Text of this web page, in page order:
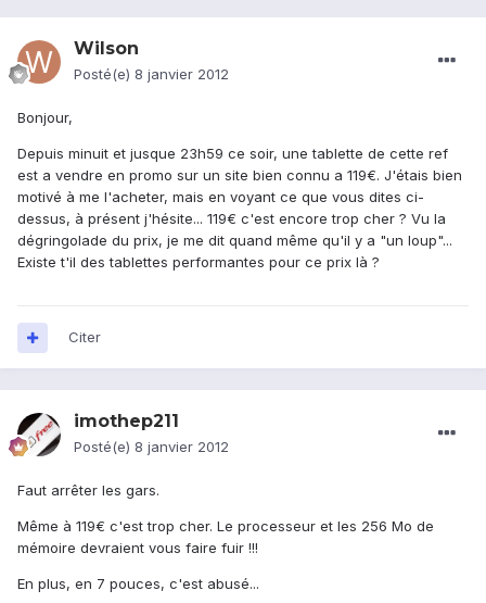
Wilson
Posté(e) 8 janvier 2012
Bonjour,
Depuis minuit et jusque 23h59 ce soir, une tablette de cette ref
est a vendre en promo sur un site bien connu a 119€. J'étais bien
motivé à me l'acheter, mais en voyant ce que vous dites ci-
dessus, à présent j'hésite... 119€ c'est encore trop cher ? Vu la
dégringolade du prix, je me dit quand même qu'il y a "un loup"...
Existe t'il des tablettes performantes pour ce prix là ?
Citer
imothep211
Posté(e) 8 janvier 2012
Faut arrêter les gars.
Même à 119€ c'est trop cher. Le processeur et les 256 Mo de
mémoire devraient vous faire fuir !!!
En plus, en 7 pouces, c'est abusé...